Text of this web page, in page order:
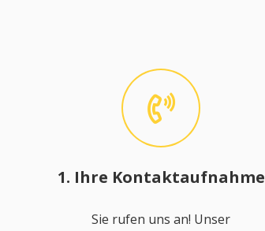
1. Ihre Kontaktaufnahme
Sie rufen uns an! Unser